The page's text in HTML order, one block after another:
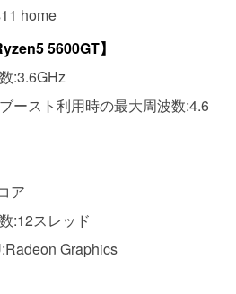
home
5600GT】
:3.6GHz
ースト利用時の最大周波数:4.6
ア
:12スレッド
Graphics